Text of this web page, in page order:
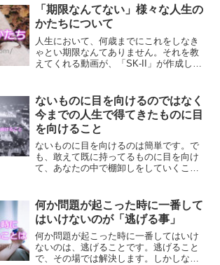
なるでしょう。
「期限なんてない」様々な人生の
かたちについて
人生において、何歳までにこれをしなき
ゃとい期限なんてありません。それを教
えてくれる動画が、「SK-II」が作成した
ついて、ご紹介します。
ないものに目を向けるのではなく
今までの人生で得てきたものに目
を向けること
ないものに目を向けるのは簡単です。で
も、敢えて既に持ってるものに目を向け
て、あなたの中で棚卸しをしていくこと
を向けることで、人生変える方法です。
何か問題が起こった時に一番して
はいけないのが「逃げる事」
何か問題が起こった時に一番してはいけ
ないのは、逃げることです。逃げること
で、その場では解決します。しかしなが